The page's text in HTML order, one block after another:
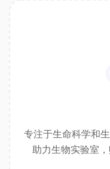
专注于生命科学和
助力生物实验室